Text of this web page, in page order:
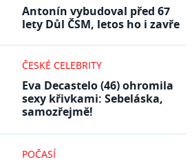
Antonín vybudoval před 67
lety Důl ČSM, letos ho i zavře
ČESKÉ CELEBRITY
Eva Decastelo (46) ohromila
sexy křivkami: Sebeláska,
samozřejmě!
POČASÍ